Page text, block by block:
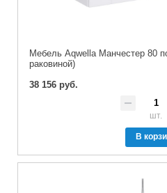
Мебель Aqwella Манчестер 80
раковиной)
38 156 руб.
шт.
В